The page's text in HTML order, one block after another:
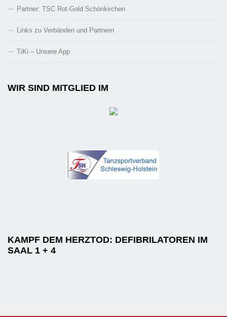
Partner: TSC Rot-Gold Schönkirchen
Links zu Verbänden und Partnern
TiKi – Unsere App
WIR SIND MITGLIED IM
KAMPF DEM HERZTOD: DEFIBRILATOREN IM
SAAL 1 + 4